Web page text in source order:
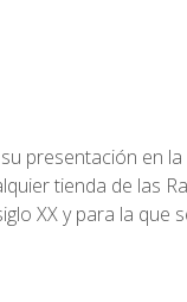
presentación en
tienda de las
XX y para la que